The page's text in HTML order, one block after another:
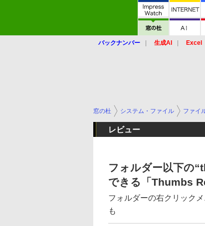
バックナンバー 生成AI Excel
窓の杜 システム・ファイル ファイ
レビュー
フォルダー以下の
できる「Thumbs
フォルダーの右クリック
も